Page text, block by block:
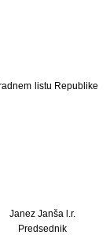
listu Republike
Janez Janša l.r.
Predsednik